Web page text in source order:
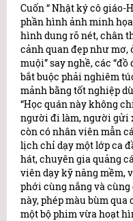
Cuốn “ Nhật ký cô giáo-
phần hình ảnh minh
hình dung rõ nét, chân
cảnh quan đẹp như mơ,
muội” say nghề, các
bắt buộc phải nghiêm
mảnh bằng tốt nghiệp
“Học quán này không
người đi làm, người gửi
còn có nhân viên mẫn
lịch chỉ dạy một lớp ca
hát, chuyên gia quảng
viên dạy kỹ năng mềm,
phới cùng nắng và
này, phép màu bùm
một bộ phim vừa hoạt